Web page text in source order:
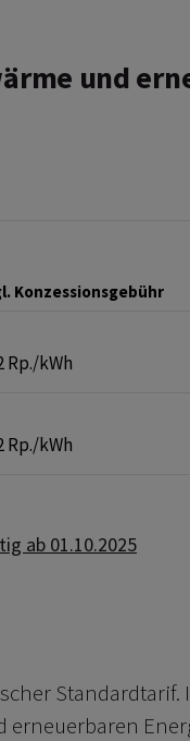
und
Konzessionsgebühr
Rp./kWh
Rp./kWh
gültig ab 01.10.2025
ab 01.10.2025
Standardtarif.
erneuerbaren